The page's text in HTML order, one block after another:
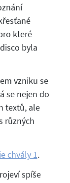
které
byla
vzniku se
se nejen do
textů, ale
různých
chvály 1.
spíše